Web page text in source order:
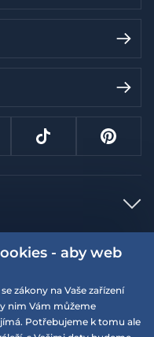
klubu
- aby web
zákony na Vaše zařízení
nim Vám můžeme
Potřebujeme k tomu ale